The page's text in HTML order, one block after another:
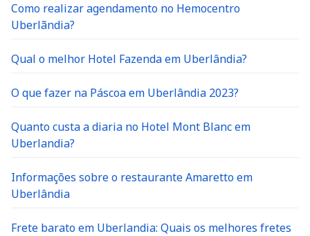
Como realizar agendamento no Hemocentro
Uberlãndia?
Qual o melhor Hotel Fazenda em Uberlândia?
O que fazer na Páscoa em Uberlândia 2023?
Quanto custa a diaria no Hotel Mont Blanc em
Uberlandia?
Informações sobre o restaurante Amaretto em
Uberlândia
Frete barato em Uberlandia: Quais os melhores fretes